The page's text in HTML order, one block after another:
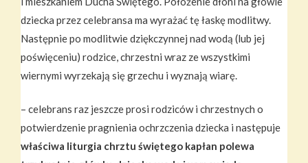
dziecka przez celebransa ma wyrażać tę łaskę modlitwy.
Następnie po modlitwie dziękczynnej nad wodą (lub jej
poświęceniu) rodzice, chrzestni wraz ze wszystkimi
wiernymi wyrzekają się grzechu i wyznają wiarę.
– celebrans raz jeszcze prosi rodziców i chrzestnych o
potwierdzenie pragnienia ochrzczenia dziecka i następuje
właściwa liturgia chrztu świętego kapłan polewa